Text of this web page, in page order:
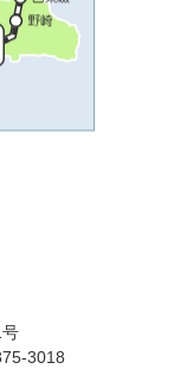
3018